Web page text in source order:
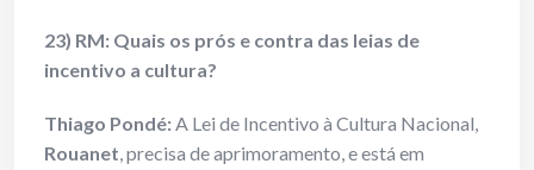
23) RM: Quais os prós e contra das leias de
incentivo a cultura?
Thiago Pondé:A Lei de Incentivo à Cultura Nacional,
Rouanet, precisa de aprimoramento, e está em